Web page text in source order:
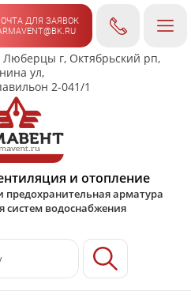
ДЛЯ ЗАЯВОК
Люберцы г, Октябрьский рп,
ул,
2-041/1
и отопление
арматура
систем водоснабжения